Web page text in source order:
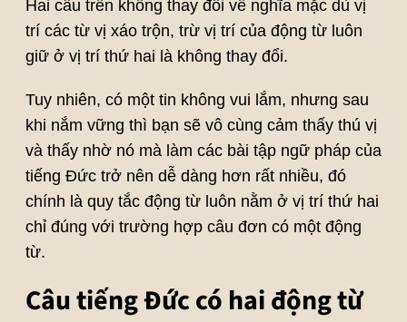
Hai câu trên không thay đổi về nghĩa mặc dù vị
trí các từ vị xáo trộn, trừ vị trí của động từ luôn
giữ ở vị trí thứ hai là không thay đổi.
Tuy nhiên, có một tin không vui lắm, nhưng sau
khi nắm vững thì bạn sẽ vô cùng cảm thấy thú vị
và thấy nhờ nó mà làm các bài tập ngữ pháp của
tiếng Đức trở nên dễ dàng hơn rất nhiều, đó
chính là quy tắc động từ luôn nằm ở vị trí thứ hai
chỉ đúng với trường hợp câu đơn có một động
từ.
Câu tiếng Đức có hai động từ